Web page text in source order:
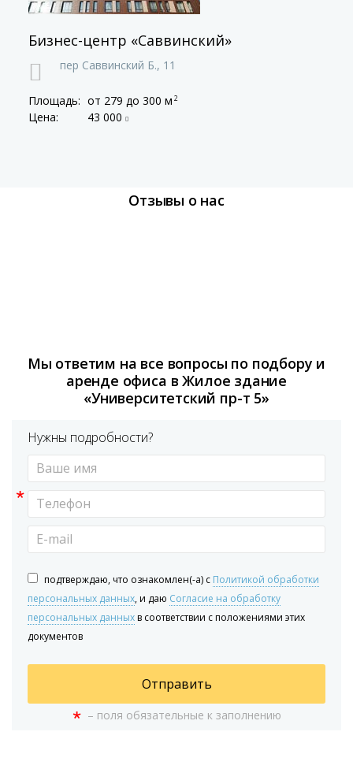
Бизнес-центр «Саввинский»
пер Саввинский Б., 11
Площадь: от 279 до 300 м 2
Цена: 43 000
Отзывы о нас
Мы ответим на все вопросы по подбору и
аренде офиса в Жилое здание
«Университетский пр-т 5»
Нужны подробности?
*
подтверждаю, что ознакомлен(-а) с Политикой обработки
персональных данных, и даю Согласие на обработку
персональных данныхв соответствии с положениями этих
документов
Отправить
* – поля обязательные к заполнению